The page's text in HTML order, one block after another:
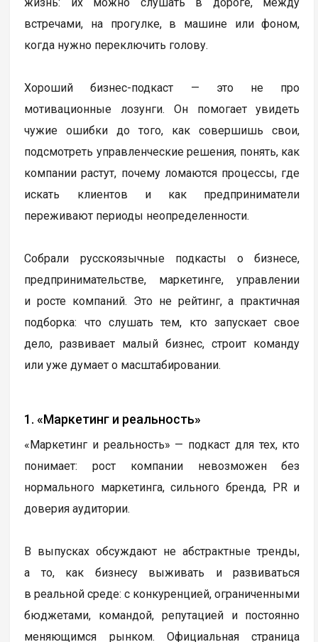
встречами, на прогулке, в машине или фоном,
когда нужно переключить голову.
Хороший бизнес-подкаст — это не про
мотивационные лозунги. Он помогает увидеть
чужие ошибки до того, как совершишь свои,
подсмотреть управленческие решения, понять, как
компании растут, почему ломаются процессы, где
искать клиентов и как предприниматели
переживают периоды неопределенности.
Собрали русскоязычные подкасты о бизнесе,
предпринимательстве, маркетинге, управлении
и росте компаний. Это не рейтинг, а практичная
подборка: что слушать тем, кто запускает свое
дело, развивает малый бизнес, строит команду
или уже думает о масштабировании.
1. «Маркетинг и реальность»
«Маркетинг и реальность» — подкаст для тех, кто
понимает: рост компании невозможен без
нормального маркетинга, сильного бренда, PR и
доверия аудитории.
В выпусках обсуждают не абстрактные тренды,
а то, как бизнесу выживать и развиваться
в реальной среде: с конкуренцией, ограниченными
бюджетами, командой, репутацией и постоянно
меняющимся рынком. Официальная страница